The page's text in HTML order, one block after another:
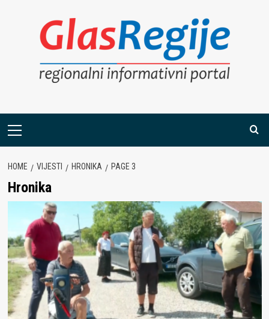
Primary
HOME VIJESTI HRONIKA PAGE 3
Hronika